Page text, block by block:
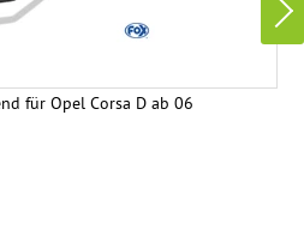
für Opel Corsa D ab 06